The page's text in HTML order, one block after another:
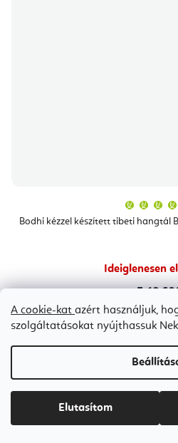
A cookie-kat azért használjuk,
szolgáltatásokat nyújthassuk
Elutasítom
Bodhi kézzel készített tibeti hangtál
Ideiglenesen
Ft18